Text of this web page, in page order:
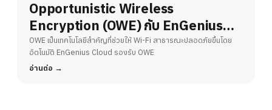
Opportunistic Wireless
Encryption (OWE) กับ EnGenius
Cloud – ยกระดับความปลอดภัย Wi-Fi
สาธารณะ
OWE เป็นเทคโนโลยีสำคัญที่ช่วยให้ Wi-Fi สาธารณะปลอดภัยขึ้นโดย
อัตโนมัติ EnGenius Cloud รองรับ OWE
อ่านต่อ